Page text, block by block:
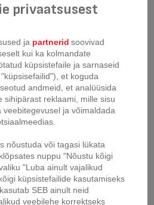
libisemiskindlate
põletuste vältimiseks, et muuta
ilma et tekiks mittekleepuva
toiduvalmistamise kogemus on
kollektsiooniga, mis on
päev turvalisem ja lihtsam
puiduga köögitarvikute kogu
allikatest, et saada
mis austab keskkonda. Tefal
mis sobivad ideaalselt kokku
sarjaga, pakuvad nutikaid lahendusi
privaatsusest
ja partnerid soovivad
kui ka kolmandate
küpsistefaile ja sarnaseid
et koguda
seotud andmeid, et analüüsida
sihipärast reklaami, mille sisu
ja võimaldada
nõustuda või tagasi lükata
nuppu "Nõustu kõigi
"Luba ainult vajalikud
küpsistefailide kasutamiseks
SEB ainult neid
veebilehe korrektseks